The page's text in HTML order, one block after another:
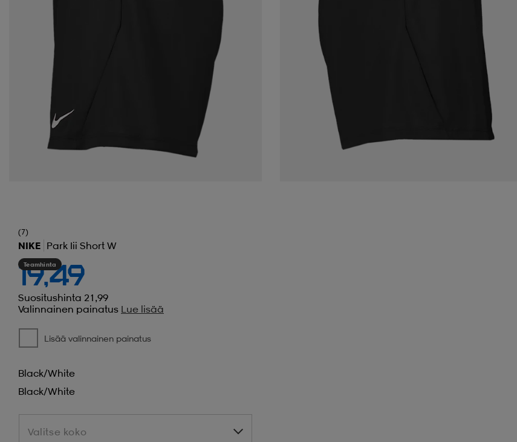
(7)
NIKE Park Iii Short W
Teamhinta
19,49
Suositushinta 21,99
Valinnainen painatus Lue lisää
Lisää valinnainen painatus
Black/white
Black/white
Valitse koko
Valitse koko